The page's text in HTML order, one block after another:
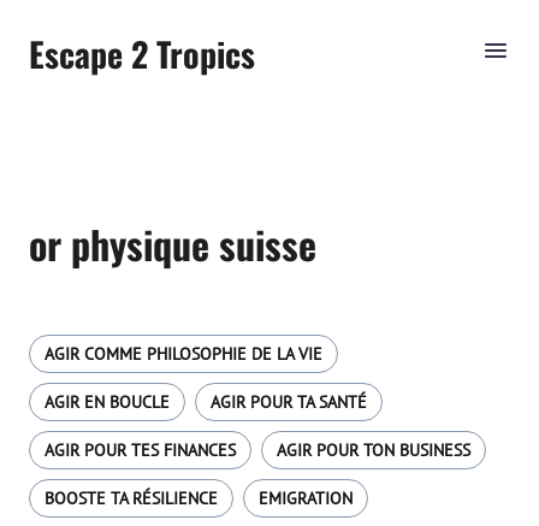
Escape 2 Tropics
or physique suisse
AGIR COMME PHILOSOPHIE DE LA VIE
AGIR EN BOUCLE AGIR POUR TA SANTÉ
AGIR POUR TES FINANCES AGIR POUR TON BUSINESS
BOOSTE TA RÉSILIENCE EMIGRATION